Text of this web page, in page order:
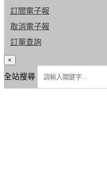
訂閱電子報
取消電子報
訂單查詢
×
全站搜尋